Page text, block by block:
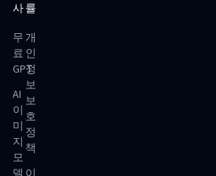
사
무
료
GPT
AI
이
미
지
모
률
개
인
정
보
보
호
정
책